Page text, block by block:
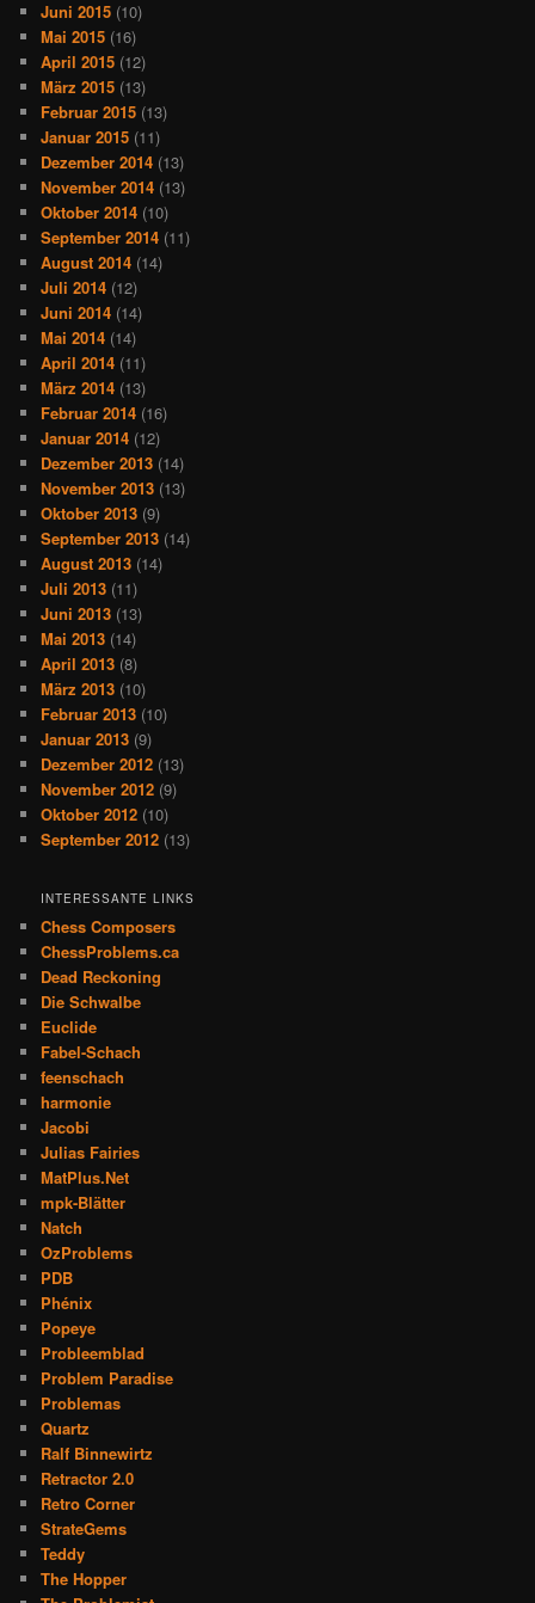
Juni 2015 (10)
Mai 2015 (16)
April 2015 (12)
März 2015 (13)
Februar 2015 (13)
Januar 2015 (11)
Dezember 2014 (13)
November 2014 (13)
Oktober 2014 (10)
September 2014 (11)
August 2014 (14)
Juli 2014 (12)
Juni 2014 (14)
Mai 2014 (14)
April 2014 (11)
März 2014 (13)
Februar 2014 (16)
Januar 2014 (12)
Dezember 2013 (14)
November 2013 (13)
Oktober 2013 (9)
September 2013 (14)
August 2013 (14)
Juli 2013 (11)
Juni 2013 (13)
Mai 2013 (14)
April 2013 (8)
März 2013 (10)
Februar 2013 (10)
Januar 2013 (9)
Dezember 2012 (13)
November 2012 (9)
Oktober 2012 (10)
September 2012 (13)
INTERESSANTE LINKS
Chess Composers
ChessProblems.ca
Dead Reckoning
Die Schwalbe
Euclide
Fabel-Schach
feenschach
harmonie
Jacobi
Julias Fairies
MatPlus.Net
mpk-Blätter
Natch
OzProblems
PDB
Phénix
Popeye
Probleemblad
Problem Paradise
Problemas
Quartz
Ralf Binnewirtz
Retractor 2.0
Retro Corner
StrateGems
Teddy
The Hopper